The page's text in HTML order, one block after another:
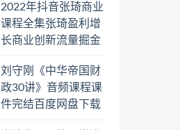
日罗盘教程百度云网
盘会员
2022年抖音张琦商业
课程全集张琦盈利增
长商业创新流量掘金
盘下载学习
刘守刚《中华帝国财
政30讲》音频课程课
件完结百度网盘下载